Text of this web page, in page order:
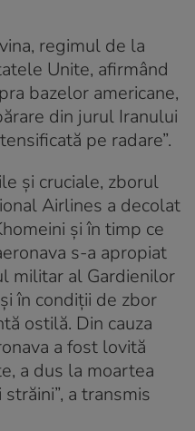
regimul de la
Unite, afirmând
bazelor americane,
din jurul Iranului
pe radare”.
și cruciale, zborul
Airlines a decolat
și în timp ce
s-a apropiat
militar al Gardienilor
în condiții de zbor
ostilă. Din cauza
a fost lovită
a dus la moartea
a transmis